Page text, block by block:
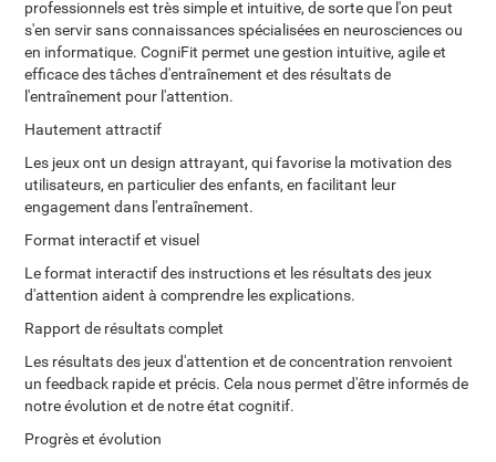
professionnels est très simple et intuitive, de sorte que l'on peut
s'en servir sans connaissances spécialisées en neurosciences ou
en informatique. CogniFit permet une gestion intuitive, agile et
efficace des tâches d'entraînement et des résultats de
l'entraînement pour l'attention.
Hautement attractif
Les jeux ont un design attrayant, qui favorise la motivation des
utilisateurs, en particulier des enfants, en facilitant leur
engagement dans l'entraînement.
Format interactif et visuel
Le format interactif des instructions et les résultats des jeux
d'attention aident à comprendre les explications.
Rapport de résultats complet
Les résultats des jeux d'attention et de concentration renvoient
un feedback rapide et précis. Cela nous permet d'être informés de
notre évolution et de notre état cognitif.
Progrès et évolution